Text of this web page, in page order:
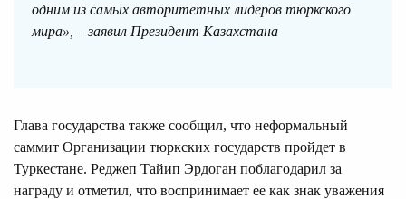
одним из самых авторитетных лидеров тюркского
мира», – заявил Президент Казахстана
Глава государства также сообщил, что неформальный
саммит Организации тюркских государств пройдет в
Туркестане. Реджеп Тайип Эрдоган поблагодарил за
награду и отметил, что воспринимает ее как знак уважения